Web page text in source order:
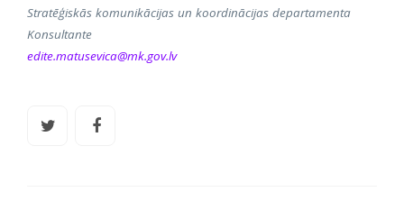
Stratēģiskās komunikācijas un koordinācijas departamenta
Konsultante
edite.matusevica@mk.gov.lv